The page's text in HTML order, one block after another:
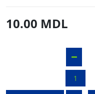
10.00 MDL